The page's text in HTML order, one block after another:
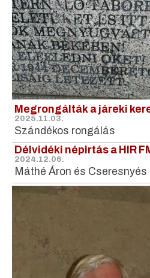
Megrongálták a járeki
2025.11.03.
Szándékos rongálás
Délvidéki népirtás a HIR
2024.12.06.
Máthé Áron és